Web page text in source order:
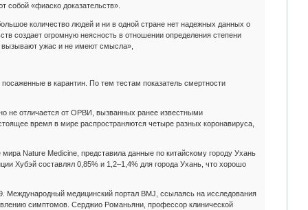
собой «фиаско доказательств».
количество людей и ни в одной стране нет надежных данных о
создает огромную неясность в отношении определения степени
вызывают ужас и не имеют смысла»,
в карантин. По тем тестам показатель смертности
не отличается от ОРВИ, вызванных ранее известными
время в мире распространяются четыре разных коронавируса,
Nature Medicine, представила данные по китайскому городу Ухань
Хубэй составлял 0,85% и 1,2–1,4% для города Ухань, что хорошо
Международный медицинский портал BMJ, ссылаясь на исследования
симптомов. Серджио Романьяни, профессор клинической